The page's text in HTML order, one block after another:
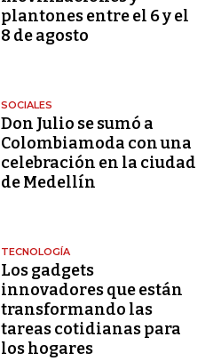
plantones entre el 6 y el
8 de agosto
SOCIALES
Don Julio se sumó a
Colombiamoda con una
celebración en la ciudad
de Medellín
TECNOLOGÍA
Los gadgets
innovadores que están
transformando las
tareas cotidianas para
los hogares